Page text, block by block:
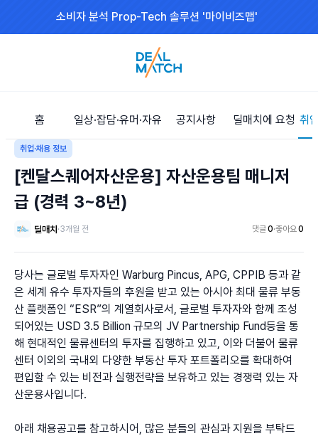
소비자 분석 Prop-Tech 솔루션 '마이비즈맵'
홈 일상·잡담·유머·자유 공지사항 딜매치에 요청 취
취업·채용 정보
[켄달스퀘어자산운용] 자산운용팀 매니저
급 (경력 3~8년)
딜매치·3개월 전 댓글0·좋아요0
당사는 글로벌 투자자인 Warburg Pincus, APG, CPPIB 등과 같
은 세계 유수 투자자들의 후원을 받고 있는 아시아 최대 물류 부동
산 플랫폼인 “ESR”의 계열회사로서, 글로벌 투자자와 함께 조성
되어있는 USD 3.5 Billion 규모의 JV Partnership Fund등을 통
해 현대적인 물류센터의 투자를 집행하고 있고, 이와 더불어 물류
센터 이외의 국내외 다양한 부동산 투자 포트폴리오를 확대하여
편입할 수 있는 비전과 실행전략을 보유하고 있는 경쟁력 있는 자
산운용사입니다.
아래 채용공고를 참고하시어, 많은 분들의 관심과 지원을 부탁드